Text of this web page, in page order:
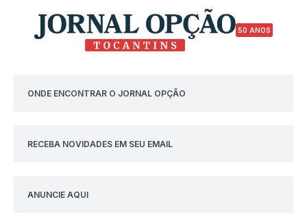
50 ANOS
ONDE ENCONTRAR O JORNAL OPÇÃO
RECEBA NOVIDADES EM SEU EMAIL
ANUNCIE AQUI